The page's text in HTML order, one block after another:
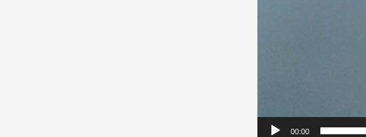
00:00